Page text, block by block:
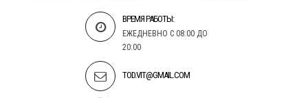
ВРЕМЯ РАБОТЫ:
ЕЖЕДНЕВНО С 08:00 ДО
20:00
TOD.VIT@GMAIL.COM